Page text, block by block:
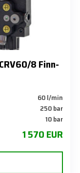
8 Finn-
​60 l/min
​250 bar
​10 bar
1 570 EUR